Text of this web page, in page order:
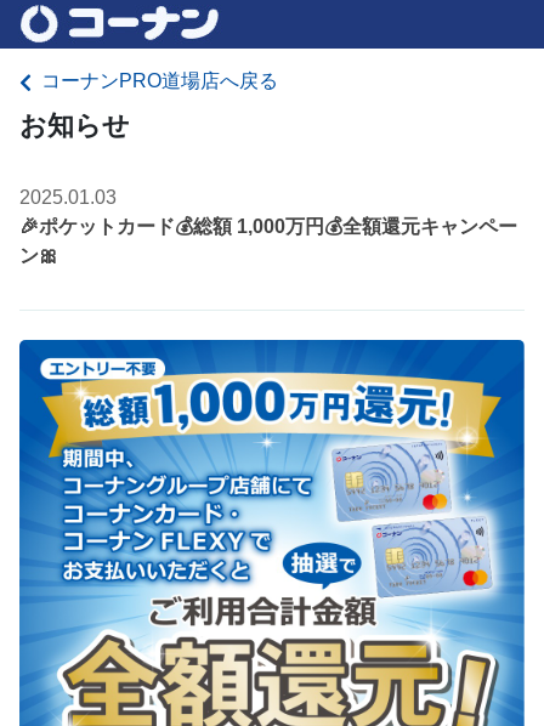
コーナンPRO道場店へ戻る
お知らせ
2025.01.03
🎉ポケットカード💰総額 1,000万円💰全額還元キャンペー
ン🎀